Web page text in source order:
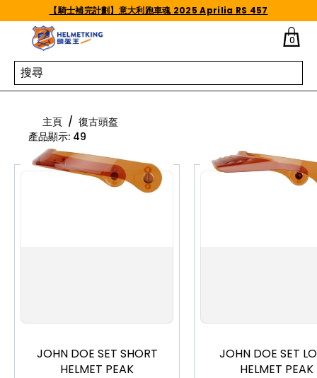
Skip to content【騎士補完計劃】意大利跑車魂 2025 Aprilia RS 457
0
復古頭盔
主頁 / 復古頭盔
產品顯示: 49
JOHN DOE SET SHORT
HELMET PEAK
JOHN DOE SET
HELMET PEAK